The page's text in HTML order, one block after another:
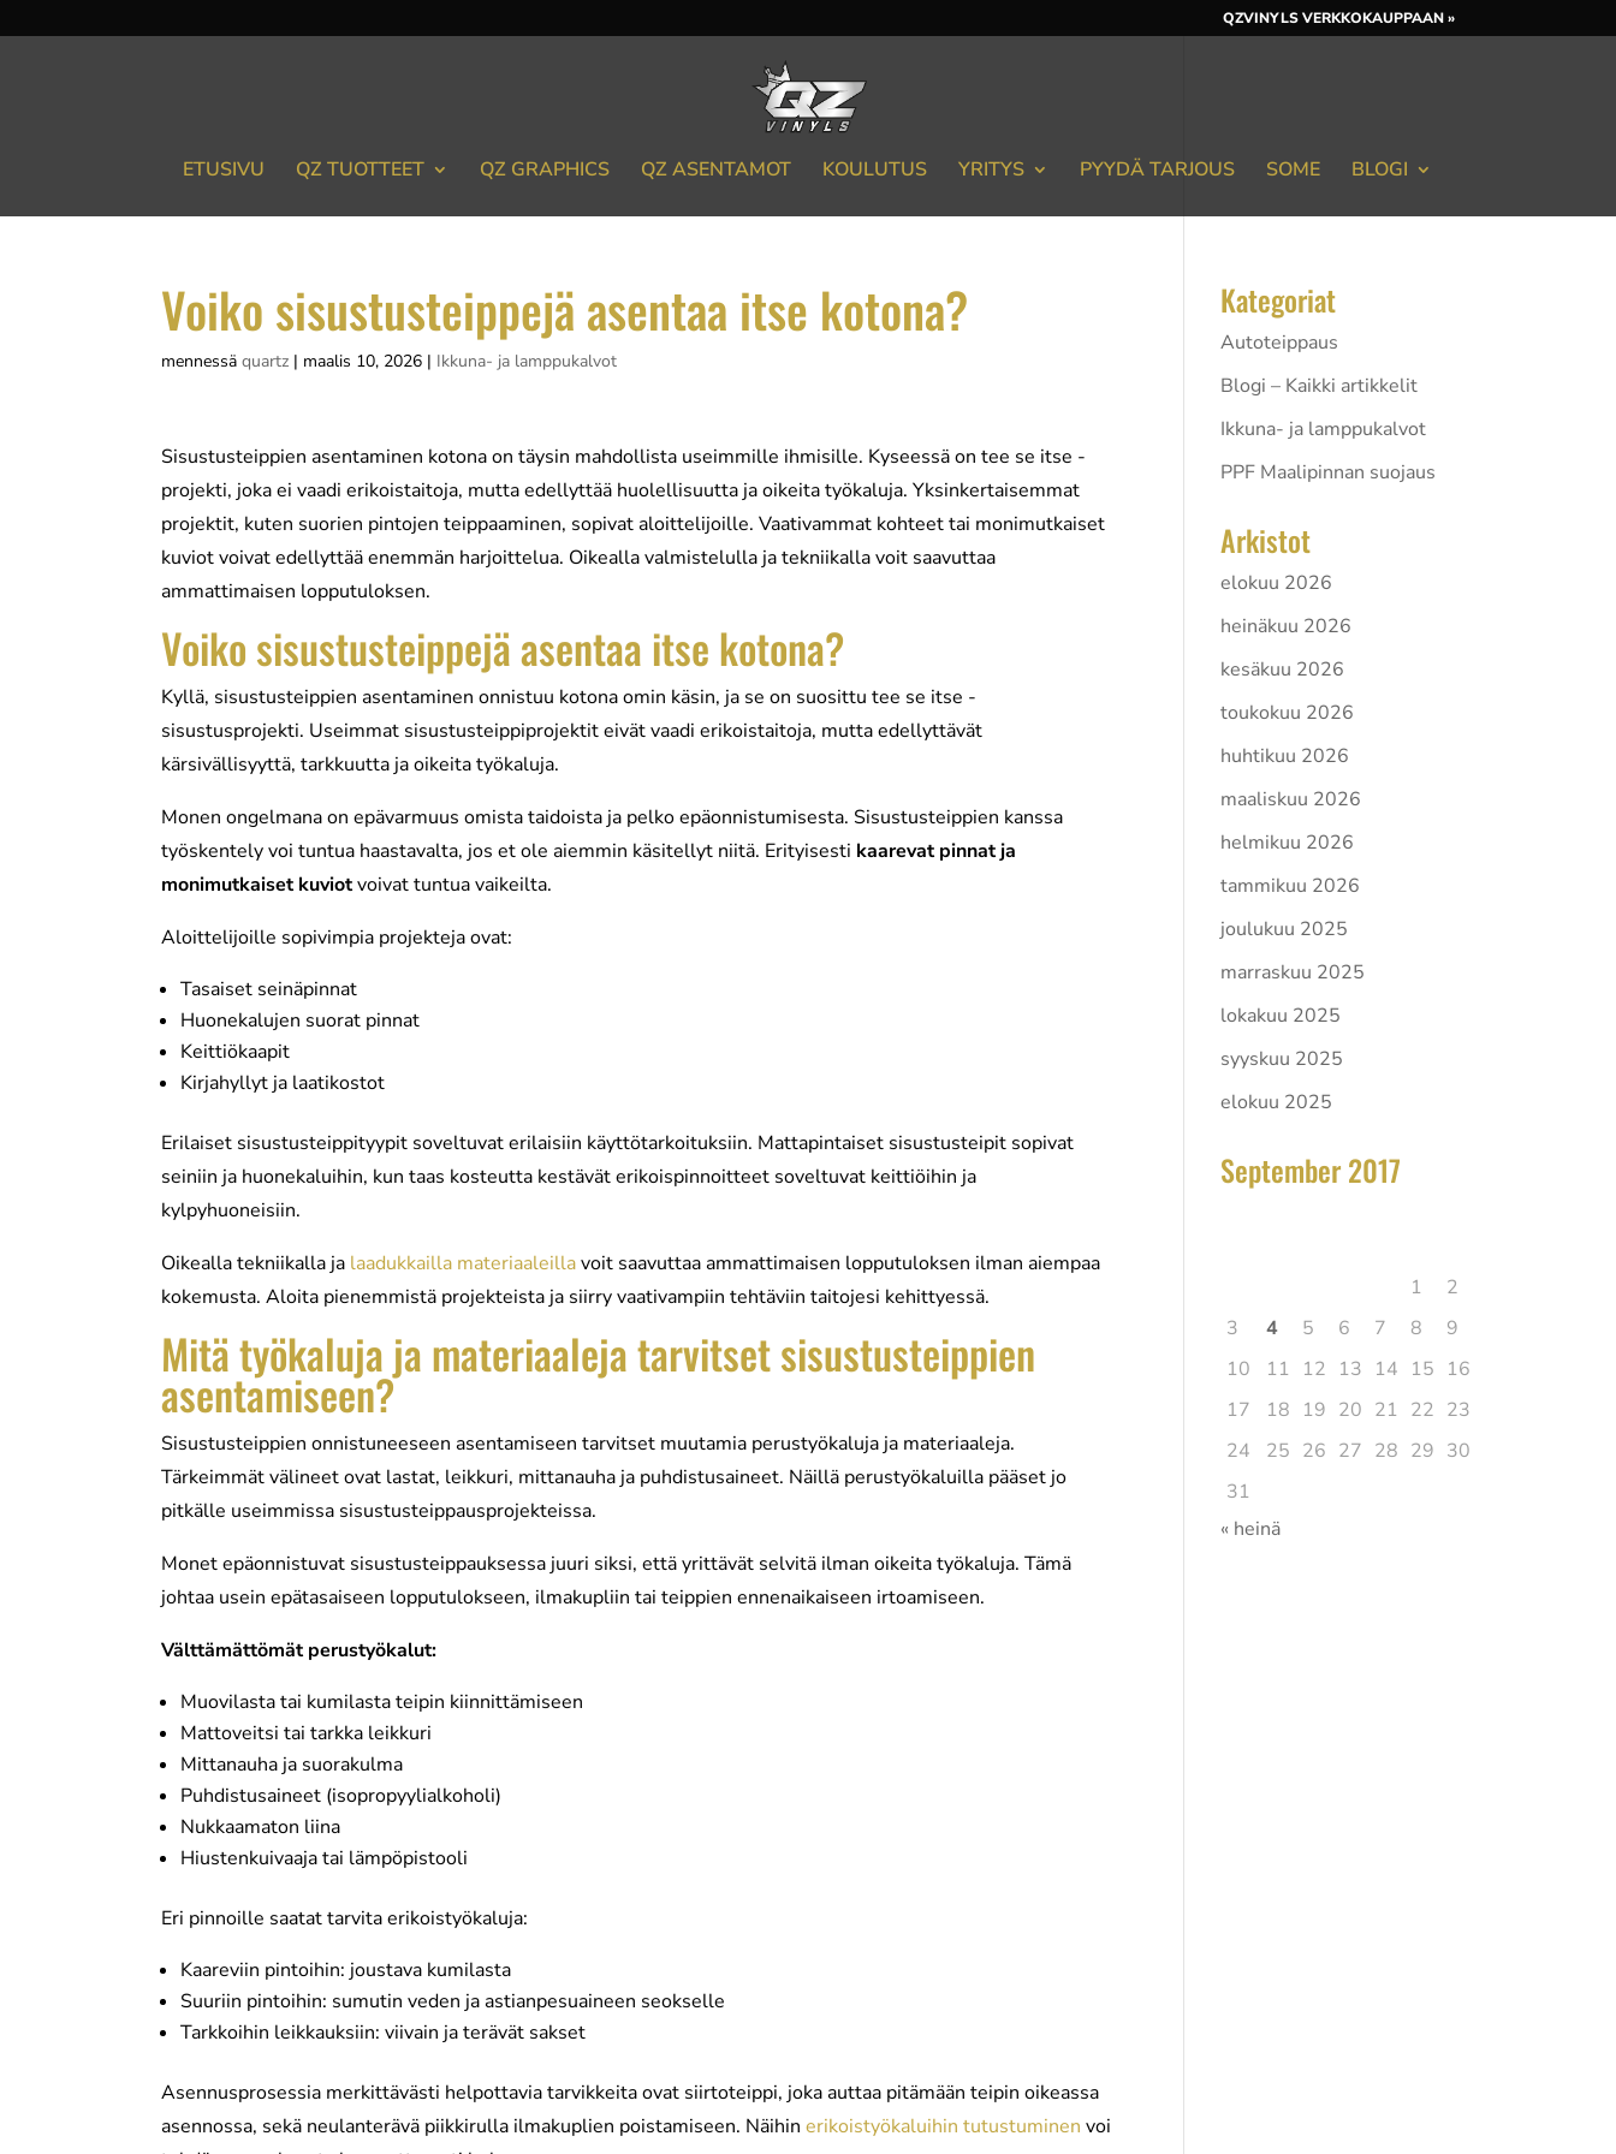
QZVINYLS VERKKOKAUPPAAN »
ETUSIVU QZ TUOTTEET QZ GRAPHICS QZ ASENTAMOT KOULUTUS YRITYS PYYDÄ TARJOUS SOME BLOGI
Voiko sisustusteippejä asentaa itse kotona?
mennessäquartz | maalis 10, 2026 | Ikkuna- ja lamppukalvot
Sisustusteippien asentaminen kotona on täysin mahdollista useimmille ihmisille. Kyseessä on tee se itse -
projekti, joka ei vaadi erikoistaitoja, mutta edellyttää huolellisuutta ja oikeita työkaluja. Yksinkertaisemmat
projektit, kuten suorien pintojen teippaaminen, sopivat aloittelijoille. Vaativammat kohteet tai monimutkaiset
kuviot voivat edellyttää enemmän harjoittelua. Oikealla valmistelulla ja tekniikalla voit saavuttaa
ammattimaisen lopputuloksen.
Voiko sisustusteippejä asentaa itse kotona?
Kyllä, sisustusteippien asentaminen onnistuu kotona omin käsin, ja se on suosittu tee se itse -
sisustusprojekti. Useimmat sisustusteippiprojektit eivät vaadi erikoistaitoja, mutta edellyttävät
kärsivällisyyttä, tarkkuutta ja oikeita työkaluja.
Monen ongelmana on epävarmuus omista taidoista ja pelko epäonnistumisesta. Sisustusteippien kanssa
työskentely voi tuntua haastavalta, jos et ole aiemmin käsitellyt niitä. Erityisesti kaarevat pinnat ja
monimutkaiset kuviotvoivat tuntua vaikeilta.
Aloittelijoille sopivimpia projekteja ovat:
Tasaiset seinäpinnat
Huonekalujen suorat pinnat
Keittiökaapit
Kirjahyllyt ja laatikostot
Erilaiset sisustusteippityypit soveltuvat erilaisiin käyttötarkoituksiin. Mattapintaiset sisustusteipit sopivat
seiniin ja huonekaluihin, kun taas kosteutta kestävät erikoispinnoitteet soveltuvat keittiöihin ja
kylpyhuoneisiin.
Oikealla tekniikalla ja laadukkailla materiaaleillavoit saavuttaa ammattimaisen lopputuloksen ilman aiempaa
kokemusta. Aloita pienemmistä projekteista ja siirry vaativampiin tehtäviin taitojesi kehittyessä.
Mitä työkaluja ja materiaaleja tarvitset sisustusteippien
asentamiseen?
Sisustusteippien onnistuneeseen asentamiseen tarvitset muutamia perustyökaluja ja materiaaleja.
Tärkeimmät välineet ovat lastat, leikkuri, mittanauha ja puhdistusaineet. Näillä perustyökaluilla pääset jo
pitkälle useimmissa sisustusteippausprojekteissa.
Monet epäonnistuvat sisustusteippauksessa juuri siksi, että yrittävät selvitä ilman oikeita työkaluja. Tämä
johtaa usein epätasaiseen lopputulokseen, ilmakupliin tai teippien ennenaikaiseen irtoamiseen.
Välttämättömät perustyökalut:
Muovilasta tai kumilasta teipin kiinnittämiseen
Mattoveitsi tai tarkka leikkuri
Mittanauha ja suorakulma
Puhdistusaineet (isopropyylialkoholi)
Nukkaamaton liina
Hiustenkuivaaja tai lämpöpistooli
Eri pinnoille saatat tarvita erikoistyökaluja:
Kaareviin pintoihin: joustava kumilasta
Suuriin pintoihin: sumutin veden ja astianpesuaineen seokselle
Tarkkoihin leikkauksiin: viivain ja terävät sakset
Asennusprosessia merkittävästi helpottavia tarvikkeita ovat siirtoteippi, joka auttaa pitämään teipin oikeassa
asennossa, sekä neulanterävä piikkirulla ilmakuplien poistamiseen. Näihinerikoistyökaluihin tutustuminen voi
Kategoriat
Autoteippaus
Blogi – Kaikki artikkelit
Ikkuna- ja lamppukalvot
PPF Maalipinnan suojaus
Arkistot
elokuu 2026
heinäkuu 2026
kesäkuu 2026
toukokuu 2026
huhtikuu 2026
maaliskuu 2026
helmikuu 2026
tammikuu 2026
joulukuu 2025
marraskuu 2025
lokakuu 2025
syyskuu 2025
elokuu 2025
September 2017
1
2
3
4 5 6 7 8
9
10
11 12 13 14 15 16
17
18 19 20 21 22 23
24
25 26 27 28 29 30
31
« heinä